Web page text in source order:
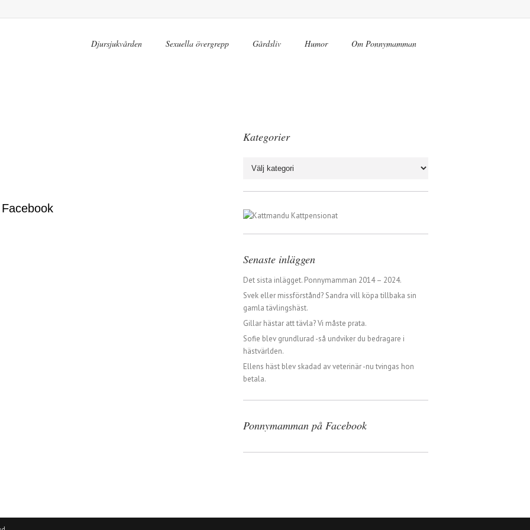
Djursjukvården Sexuella övergrepp Gårdsliv Humor Om Ponnymamman
Kategorier
Senaste inläggen
Det sista inlägget. Ponnymamman 2014 – 2024.
Svek eller missförstånd? Sandra vill köpa tillbaka sin
gamla tävlingshäst.
Gillar hästar att tävla? Vi måste prata.
Sofie blev grundlurad -så undviker du bedragare i
hästvärlden.
Ellens häst blev skadad av veterinär -nu tvingas hon
betala.
Ponnymamman på Facebook